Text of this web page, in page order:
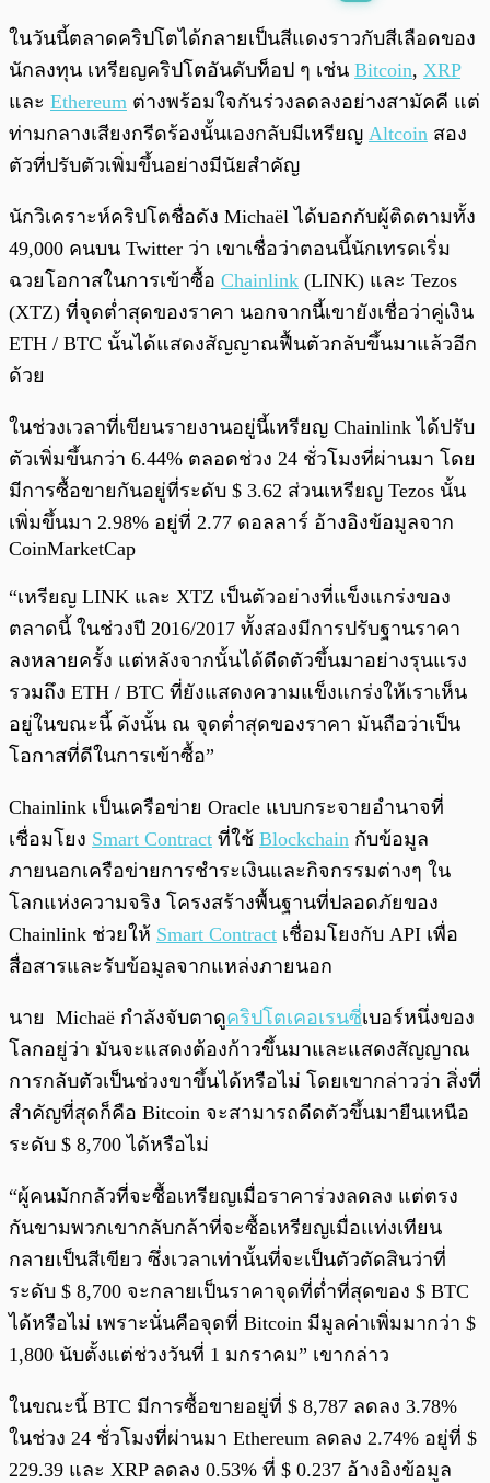
พร้อมเล่น 0:00/
ในวันนี้ตลาดคริปโตได้กลายเป็นสีแดงราวกับสีเลือดของ
นักลงทุน เหรียญคริปโตอันดับท็อป ๆ เช่น Bitcoin, XRP
และ Ethereum ต่างพร้อมใจกันร่วงลดลงอย่างสามัคคี แต่
ท่ามกลางเสียงกรีดร้องนั้นเองกลับมีเหรียญ Altcoin สอง
ตัวที่ปรับตัวเพิ่มขึ้นอย่างมีนัยสำคัญ
นักวิเคราะห์คริปโตชื่อดัง Michaël ได้บอกกับผู้ติดตามทั้ง
49,000 คนบน Twitter ว่า เขาเชื่อว่าตอนนี้นักเทรดเริ่ม
ฉวยโอกาสในการเข้าซื้อ Chainlink (LINK) และ Tezos
(XTZ) ที่จุดต่ำสุดของราคา นอกจากนี้เขายังเชื่อว่าคู่เงิน
ETH / BTC นั้นได้แสดงสัญญาณฟื้นตัวกลับขึ้นมาแล้วอีก
ด้วย
ในช่วงเวลาที่เขียนรายงานอยู่นี้เหรียญ Chainlink ได้ปรับ
ตัวเพิ่มขึ้นกว่า 6.44% ตลอดช่วง 24 ชั่วโมงที่ผ่านมา โดย
มีการซื้อขายกันอยู่ที่ระดับ $ 3.62 ส่วนเหรียญ Tezos นั้น
เพิ่มขึ้นมา 2.98% อยู่ที่ 2.77 ดอลลาร์ อ้างอิงข้อมูลจาก
CoinMarketCap
“เหรียญ LINK และ XTZ เป็นตัวอย่างที่แข็งแกร่งของ
ตลาดนี้ ในช่วงปี 2016/2017 ทั้งสองมีการปรับฐานราคา
ลงหลายครั้ง แต่หลังจากนั้นได้ดีดตัวขึ้นมาอย่างรุนแรง
รวมถึง ETH / BTC ที่ยังแสดงความแข็งแกร่งให้เราเห็น
อยู่ในขณะนี้ ดังนั้น ณ จุดต่ำสุดของราคา มันถือว่าเป็น
โอกาสที่ดีในการเข้าซื้อ”
Chainlink เป็นเครือข่าย Oracle แบบกระจายอำนาจที่
เชื่อมโยง Smart Contract ที่ใช้ Blockchain กับข้อมูล
ภายนอกเครือข่ายการชำระเงินและกิจกรรมต่างๆ ใน
โลกแห่งความจริง โครงสร้างพื้นฐานที่ปลอดภัยของ
Chainlink ช่วยให้ Smart Contract เชื่อมโยงกับ API เพื่อ
สื่อสารและรับข้อมูลจากแหล่งภายนอก
นาย Michaë กำลังจับตาดูคริปโตเคอเรนซี่เบอร์หนึ่งของ
โลกอยู่ว่า มันจะแสดงต้องก้าวขึ้นมาและแสดงสัญญาณ
การกลับตัวเป็นช่วงขาขึ้นได้หรือไม่ โดยเขากล่าวว่า สิ่งที่
สำคัญที่สุดก็คือ Bitcoin จะสามารถดีดตัวขึ้นมายืนเหนือ
ระดับ $ 8,700 ได้หรือไม่
“ผู้คนมักกลัวที่จะซื้อเหรียญเมื่อราคาร่วงลดลง แต่ตรง
กันขามพวกเขากลับกล้าที่จะซื้อเหรียญเมื่อแท่งเทียน
กลายเป็นสีเขียว ซึ่งเวลาเท่านั้นที่จะเป็นตัวตัดสินว่าที่
ระดับ $ 8,700 จะกลายเป็นราคาจุดที่ต่ำที่สุดของ $ BTC
ได้หรือไม่ เพราะนั่นคือจุดที่ Bitcoin มีมูลค่าเพิ่มมากว่า $
1,800 นับตั้งแต่ช่วงวันที่ 1 มกราคม” เขากล่าว
ในขณะนี้ BTC มีการซื้อขายอยู่ที่ $ 8,787 ลดลง 3.78%
ในช่วง 24 ชั่วโมงที่ผ่านมา Ethereum ลดลง 2.74% อยู่ที่ $
229.39 และ XRP ลดลง 0.53% ที่ $ 0.237 อ้างอิงข้อมูล